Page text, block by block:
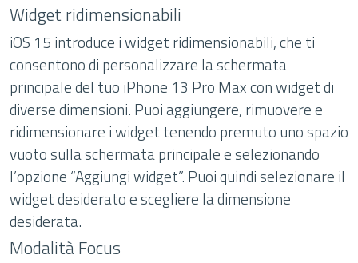
Widget ridimensionabili
iOS 15 introduce i widget ridimensionabili, che ti
consentono di personalizzare la schermata
principale del tuo iPhone 13 Pro Max con widget di
diverse dimensioni. Puoi aggiungere, rimuovere e
ridimensionare i widget tenendo premuto uno spazio
vuoto sulla schermata principale e selezionando
l’opzione “Aggiungi widget”. Puoi quindi selezionare il
widget desiderato e scegliere la dimensione
desiderata.
Modalità Focus